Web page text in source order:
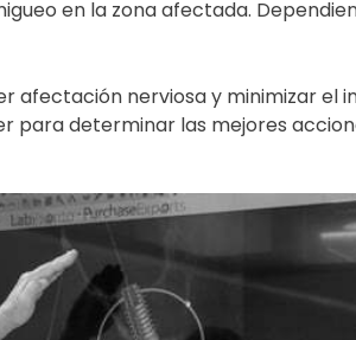
en la zona afectada.
nerviosa y minimizar el
para determinar las mejores